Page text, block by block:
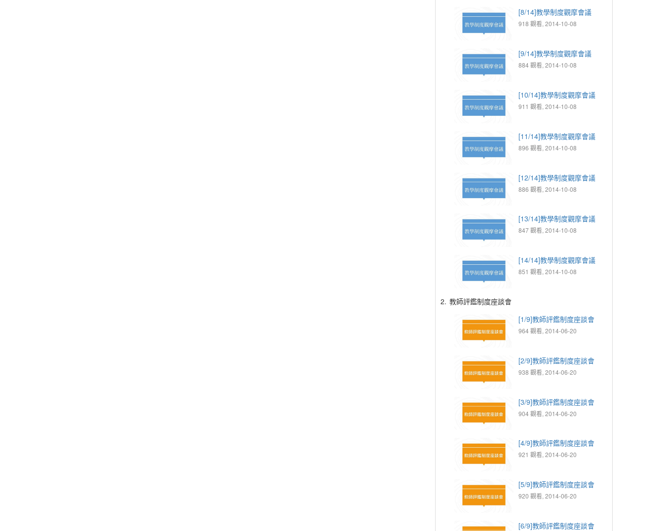
[8/14]教學制度觀摩會議
918 觀看, 2014-10-08
[9/14]教學制度觀摩會議
884 觀看, 2014-10-08
[10/14]教學制度觀摩會議
911 觀看, 2014-10-08
[11/14]教學制度觀摩會議
896 觀看, 2014-10-08
[12/14]教學制度觀摩會議
886 觀看, 2014-10-08
[13/14]教學制度觀摩會議
847 觀看, 2014-10-08
[14/14]教學制度觀摩會議
851 觀看, 2014-10-08
2. 教師評鑑制度座談會
[1/9]教師評鑑制度座談會
964 觀看, 2014-06-20
[2/9]教師評鑑制度座談會
938 觀看, 2014-06-20
[3/9]教師評鑑制度座談會
904 觀看, 2014-06-20
[4/9]教師評鑑制度座談會
921 觀看, 2014-06-20
[5/9]教師評鑑制度座談會
920 觀看, 2014-06-20
[6/9]教師評鑑制度座談會